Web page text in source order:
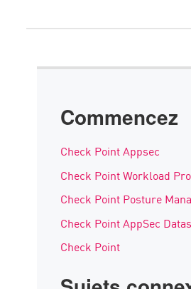
Commencez
Check Point Appsec
Check Point Workload
Check Point Posture
Check Point AppSec
Check Point